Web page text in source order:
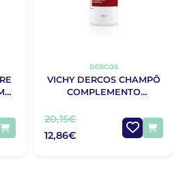
DERCOS
VICHY DERCOS CHAMPÔ
COMPLEMENTO
ESTIMULANTE 400ML
20,15€
12,86€